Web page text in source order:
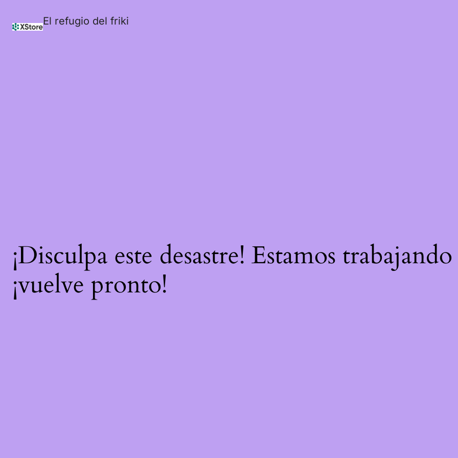
El refugio del friki
¡Disculpa este desastre! Estamos
¡vuelve pronto!